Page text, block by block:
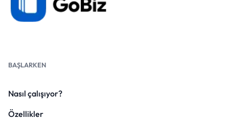
BAŞLARKEN
Nasıl çalışıyor?
Özellikler